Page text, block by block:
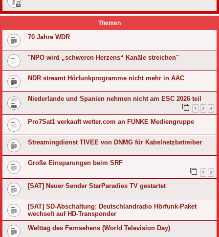
Themen
70 Jahre WDR
"NPO wird „schweren Herzens“ Kanäle streichen"
NDR streamt Hörfunkprogramme nicht mehr in AAC
Niederlande und Spanien nehmen nicht am ESC 2026 teil
1 2 3
Pro7Sat1 verkauft wetter.com an FUNKE Mediengruppe
Streamingdienst TIVEE von DNMG für Kabelnetzbetreiber
Große Einsparungen beim SRF
1 2
[SAT] Neuer Sender StarParadies TV gestartet
[SAT] SD-Abschaltung: Deutschlandradio Hörfunk-Paket
wechselt auf HD-Transponder
Welttag des Fernsehens (World Television Day)